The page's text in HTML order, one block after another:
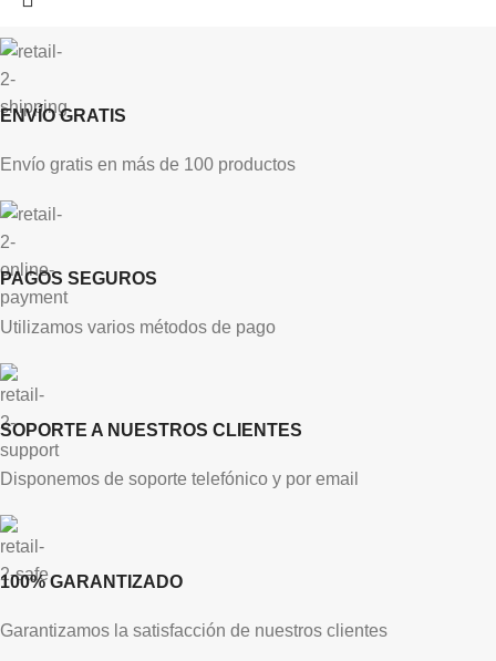
ENVÍO GRATIS
Envío gratis en más de 100 productos
PAGOS SEGUROS
Utilizamos varios métodos de pago
SOPORTE A NUESTROS CLIENTES
Disponemos de soporte telefónico y por email
100% GARANTIZADO
Garantizamos la satisfacción de nuestros clientes